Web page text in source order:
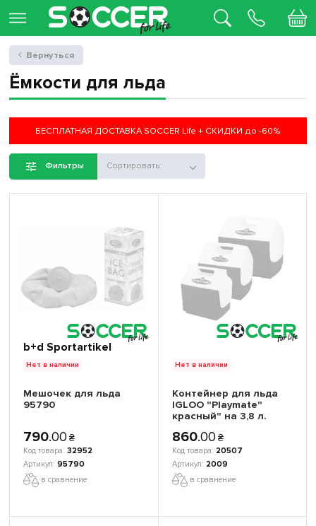
Ёмкости для льда
БЕСПЛАТНАЯ ДОСТАВКА SOCCER Life + СКИДКИ до -60%
Фильтры Сортировать:
b+d Sportartikel
Нет в наличии
Мешочек для льда
95790
790.00 ₴
32952
95790
в сравнение
Нет в наличии
Контейнер для льда
IGLOO "Playmate"
красный" на 3,8 л.
860.00 ₴
20507
2009
в сравнение
Вернуться